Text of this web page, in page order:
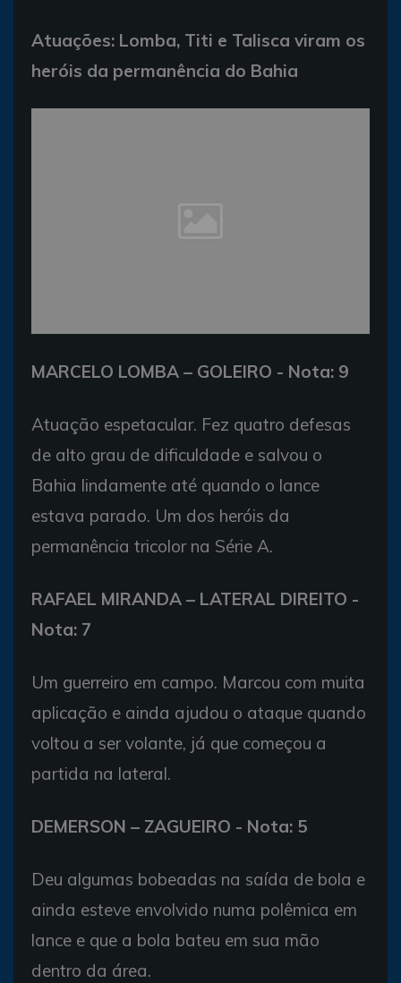
Atuações: Lomba, Titi e Talisca viram os
heróis da permanência do Bahia
MARCELO LOMBA – GOLEIRO - Nota: 9
Atuação espetacular. Fez quatro defesas
de alto grau de dificuldade e salvou o
Bahia lindamente até quando o lance
estava parado. Um dos heróis da
permanência tricolor na Série A.
RAFAEL MIRANDA – LATERAL DIREITO -
Nota: 7
Um guerreiro em campo. Marcou com muita
aplicação e ainda ajudou o ataque quando
voltou a ser volante, já que começou a
partida na lateral.
DEMERSON – ZAGUEIRO - Nota: 5
Deu algumas bobeadas na saída de bola e
ainda esteve envolvido numa polêmica em
lance e que a bola bateu em sua mão
dentro da área.